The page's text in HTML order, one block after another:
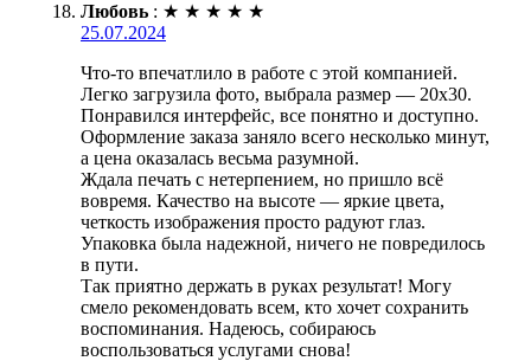
Любовь : ★ ★ ★ ★ ★
25.07.2024
Что-то впечатлило в работе с этой компанией.
Легко загрузила фото, выбрала размер — 20х30.
Понравился интерфейс, все понятно и доступно.
Оформление заказа заняло всего несколько минут,
а цена оказалась весьма разумной.
Ждала печать с нетерпением, но пришло всё
вовремя. Качество на высоте — яркие цвета,
четкость изображения просто радуют глаз.
Упаковка была надежной, ничего не повредилось
в пути.
Так приятно держать в руках результат! Могу
смело рекомендовать всем, кто хочет сохранить
воспоминания. Надеюсь, собираюсь
воспользоваться услугами снова!